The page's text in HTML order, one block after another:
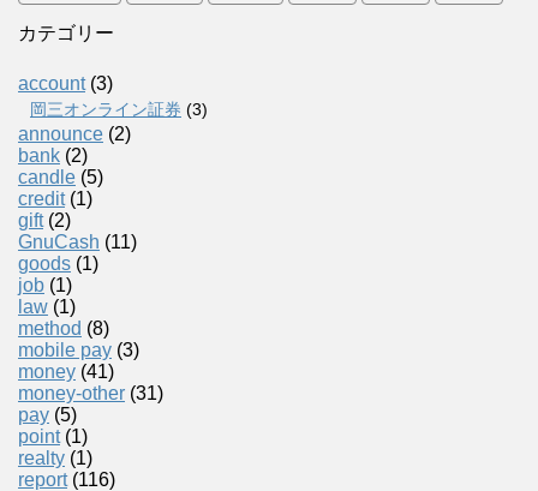
カテゴリー
account(3)
岡三オンライン証券 (3)
announce (2)
bank (2)
candle (5)
credit(1)
gift(2)
GnuCash (11)
goods (1)
job (1)
law (1)
method (8)
mobile pay (3)
money (41)
money-other (31)
pay (5)
point(1)
realty (1)
report(116)